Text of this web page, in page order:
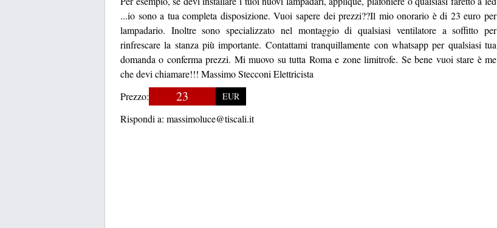
...io sono a tua completa disposizione. Vuoi sapere dei prezzi??Il mio onorario è di 23 euro per
lampadario. Inoltre sono specializzato nel montaggio di qualsiasi ventilatore a soffitto per
rinfrescare la stanza più importante. Contattami tranquillamente con whatsapp per qualsiasi tua
domanda o conferma prezzi. Mi muovo su tutta Roma e zone limitrofe. Se bene vuoi stare è me
che devi chiamare!!! Massimo Stecconi Elettricista
Prezzo:
23 EUR
Rispondi a: massimoluce@tiscali.it